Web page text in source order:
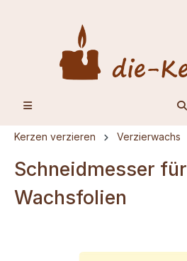
Kerzen verzieren Verzierwachs
Schneidmesser für
Wachsfolien